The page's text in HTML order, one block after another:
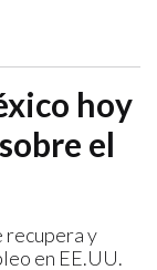
hoy
el
recupera y
en EE.UU.